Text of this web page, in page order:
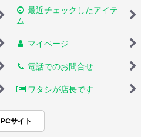
最近チェックしたアイテ
ム
マイページ
電話でのお問合せ
ワタシが店長です
PCサイト